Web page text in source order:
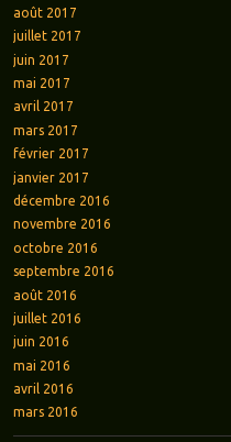
août 2017
juillet 2017
juin 2017
mai 2017
avril 2017
mars 2017
février 2017
janvier 2017
décembre 2016
novembre 2016
octobre 2016
septembre 2016
août 2016
juillet 2016
juin 2016
mai 2016
avril 2016
mars 2016